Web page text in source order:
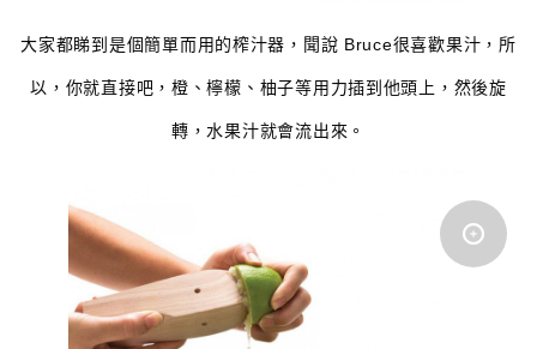
大家都睇到是個簡單而用的榨汁器，聞說 Bruce很喜歡果汁，所
以，你就直接吧，橙、檸檬、柚子等用力插到他頭上，然後旋
轉，水果汁就會流出來。